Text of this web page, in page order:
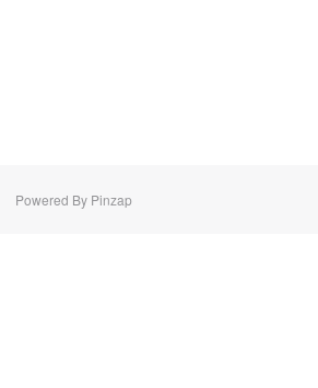
Powered By Pinzap